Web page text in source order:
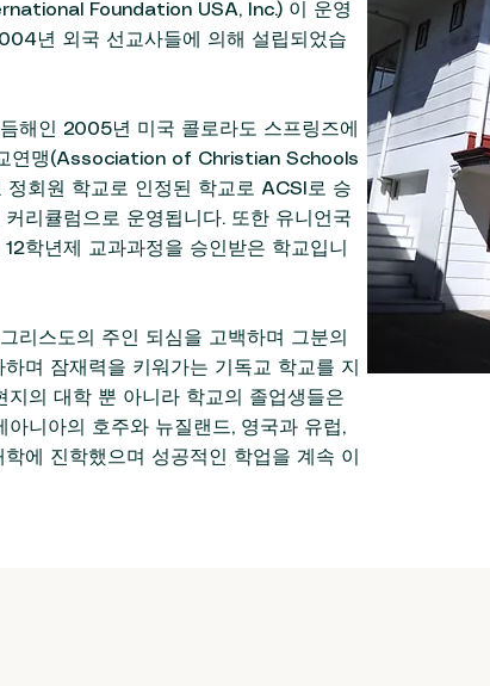
Foundation USA, Inc.) 이 운영
년 외국 선교사들에 의해 설립되었습
해인 2005년 미국 콜로라도 스프링즈에
연맹(Association of Christian Schools
회원 학교로 인정된 학교로 ACSI로 승
리큘럼으로 운영됩니다. 또한 유니언국
학년제 교과과정을 승인받은 학교입니
리스도의 주인 되심을 고백하며 그분의
며 잠재력을 키워가는 기독교 학교를 지
지의 대학 뿐 아니라 학교의 졸업생들은
아니아의 호주와 뉴질랜드, 영국과 유럽,
에 진학했으며 성공적인 학업을 계속 이